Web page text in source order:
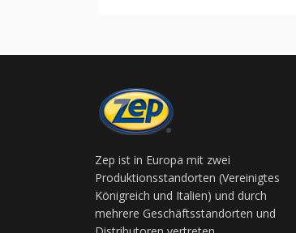
Zep ist in Europa mit zwei
Produktionsstandorten (Vereinigtes
Königreich und Italien) und durch
mehrere Geschäftsstandorten und